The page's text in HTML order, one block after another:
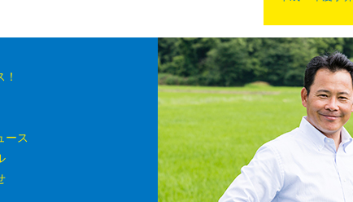
ース